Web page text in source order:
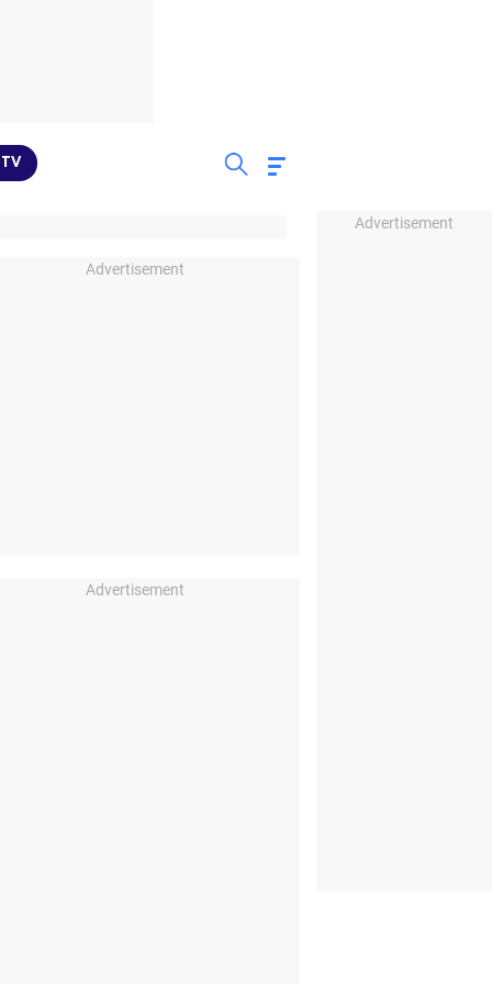
Advertisement
Advertisement
Advertisement